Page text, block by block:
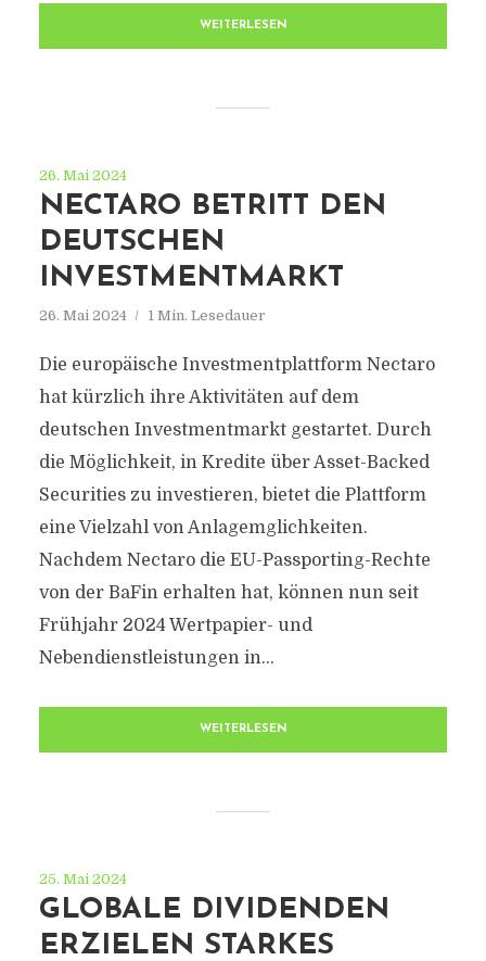
WEITERLESEN
26. Mai 2024
NECTARO BETRITT DEN
DEUTSCHEN
INVESTMENTMARKT
26. Mai 2024 1 Min. Lesedauer
Die europäische Investmentplattform Nectaro
hat kürzlich ihre Aktivitäten auf dem
deutschen Investmentmarkt gestartet. Durch
die Möglichkeit, in Kredite über Asset-Backed
Securities zu investieren, bietet die Plattform
eine Vielzahl von Anlagemglichkeiten.
Nachdem Nectaro die EU-Passporting-Rechte
von der BaFin erhalten hat, können nun seit
Frühjahr 2024 Wertpapier- und
Nebendienstleistungen in...
WEITERLESEN
25. Mai 2024
GLOBALE DIVIDENDEN
ERZIELEN STARKES